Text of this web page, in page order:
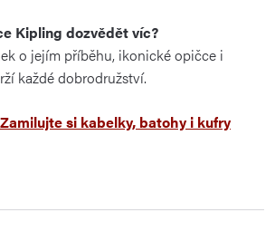
Kipling dozvědět víc?
o jejím příběhu, ikonické opičce i
každé dobrodružství.
si kabelky, batohy i kufry